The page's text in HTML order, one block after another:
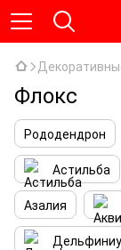
Флокс
Рододендрон
Астильба
Азалия